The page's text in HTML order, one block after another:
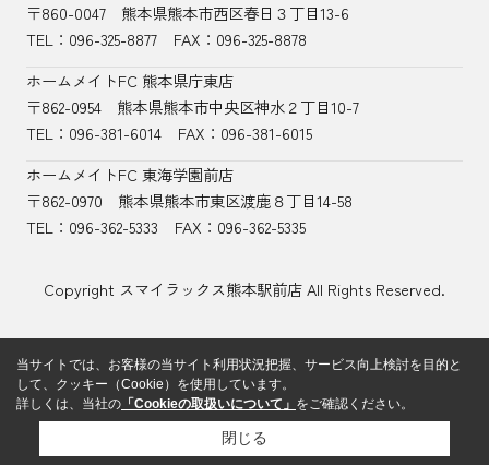
〒860-0047
熊本県熊本市西区春日３丁目13-6
TEL： 096-325-8877
FAX：096-325-8878
ホームメイトFC 熊本県庁東店
〒862-0954
熊本県熊本市中央区神水２丁目10-7
TEL：096-381-6014
FAX：096-381-6015
ホームメイトFC 東海学園前店
〒862-0970
熊本県熊本市東区渡鹿８丁目14-58
TEL： 096-362-5333 FAX：096-362-5335
Copyright スマイラックス熊本駅前店 All Rights Reserved.
当サイトでは、お客様の当サイト利用状況把握、サービス向上検討を目的と
して、クッキー（Cookie）を使用しています。
詳しくは、当社の 「Cookieの取扱いについて」 をご確認ください。
閉じる